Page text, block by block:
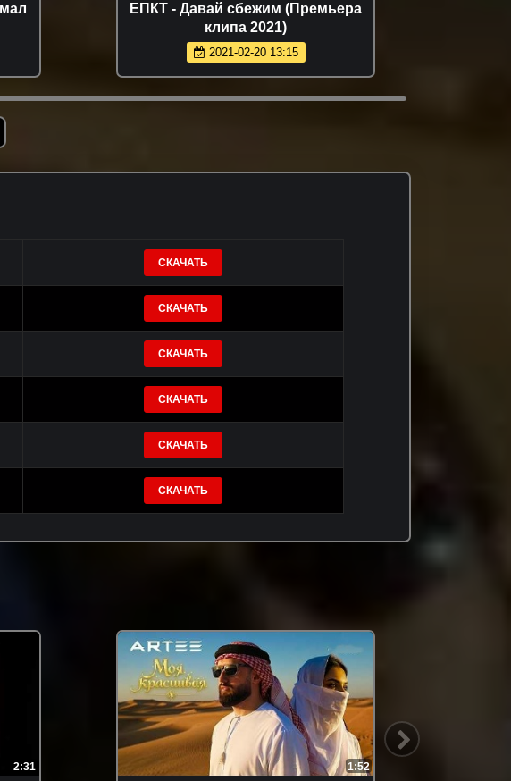
ЕПКТ - Давай сбежим (Премьера
клипа 2021)
2021-02-20 13:15
СКАЧАТЬ
СКАЧАТЬ
СКАЧАТЬ
СКАЧАТЬ
СКАЧАТЬ
СКАЧАТЬ